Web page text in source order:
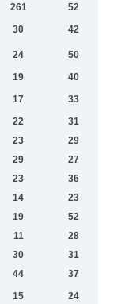
261
52
30
42
24
50
19
40
17
33
22
31
23
29
29
27
23
36
14
23
19
52
11
28
30
31
44
37
15
24